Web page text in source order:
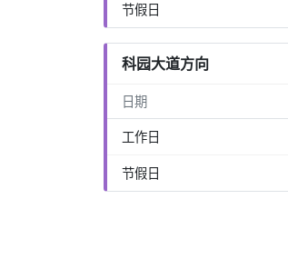
节假日
科园大道方向
日期
工作日
节假日